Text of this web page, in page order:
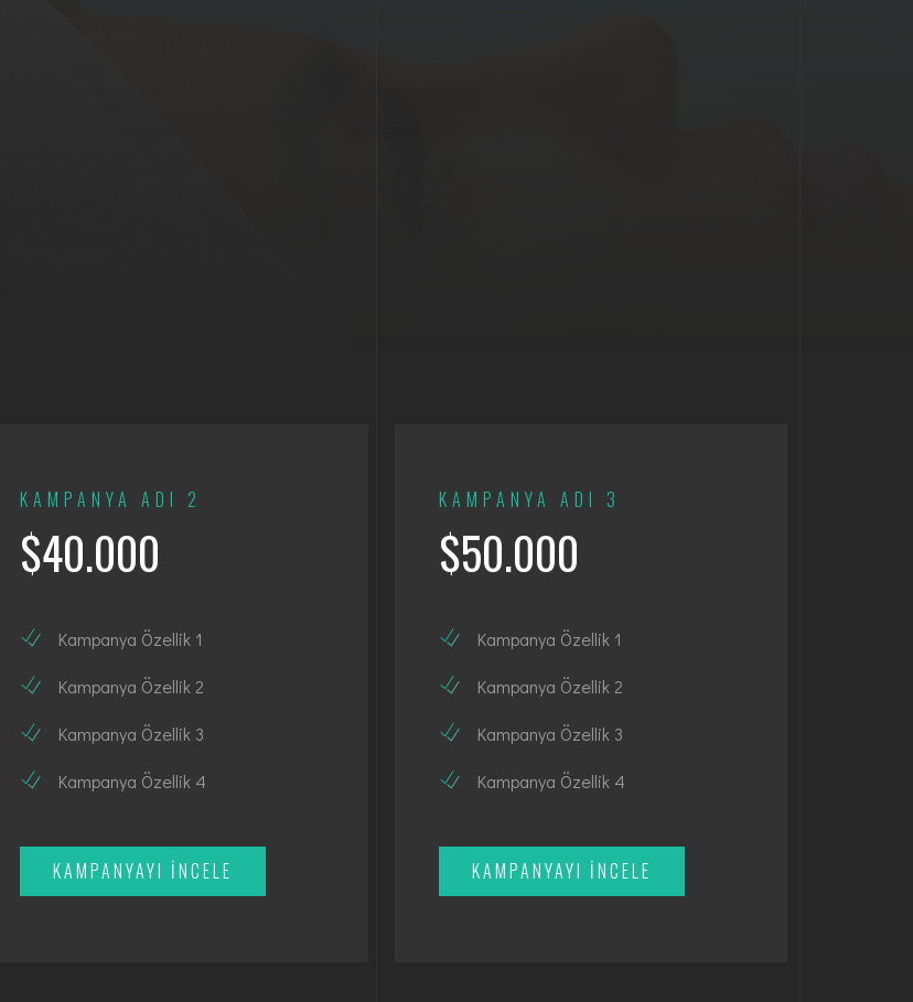
KAMPANYA ADI 2
$40.000
Kampanya Özellik 1
Kampanya Özellik 2
Kampanya Özellik 3
Kampanya Özellik 4
KAMPANYAYI İNCELE
KAMPANYA ADI 3
$50.000
Kampanya Özellik 1
Kampanya Özellik 2
Kampanya Özellik 3
Kampanya Özellik 4
KAMPANYAYI İNCELE